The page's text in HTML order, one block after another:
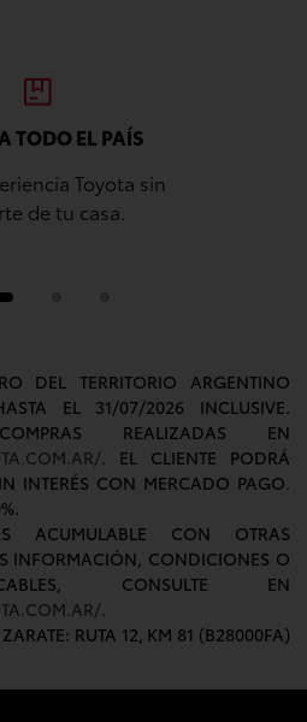
SEGURA
calidad Toyota, ahora
también online.
DEL TERRITORIO ARGENTINO
EL 31/07/2026 INCLUSIVE.
REALIZADAS EN
. EL CLIENTE PODRÁ
INTERÉS CON MERCADO PAGO.
ACUMULABLE CON OTRAS
INFORMACIÓN, CONDICIONES O
CONSULTE EN
.
RUTA 12, KM 81 (B28000FA)